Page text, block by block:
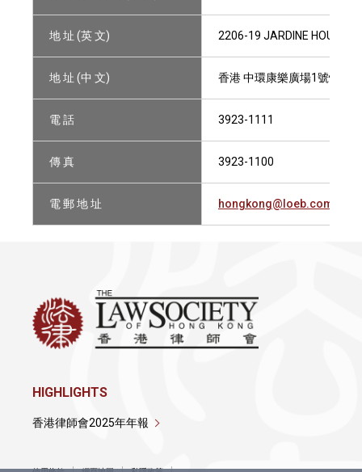
地 址 (英 文) 2206-19 JARDINE HOUSE, 1
地 址 (中 文) 香港 中環康樂廣場1號怡和
電 話 3923-1111
傳 真 3923-1100
電 郵 地 址 hongkong@loeb.com
HIGHLIGHTS
香港律師會2025年年報